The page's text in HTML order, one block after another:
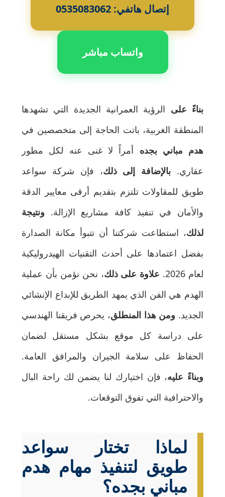
إتصال هاتفي: 0535083062
واتساب مباشر
بناءً على الرؤية العمرانية الجديدة التي تشهدها
المنطقة الغربية، باتت الحاجة إلى متخصصين في
هدم مباني بجده أمراً لا غنى عنه لكل مطور
عقاري. بالإضافة إلى ذلك، فإن شركة سواعد
طويق للمقاولات تلتزم بتقديم أرقى معايير الدقة
والأمان في تنفيذ كافة مشاريع الإزالة. ونتيجة
لذلك، استطاعت شركتنا أن تتبوأ مكانة الصدارة
بفضل اعتمادها على أحدث التقنيات الهيدروليكية
لعام 2026.
علاوة على ذلك، نحن نؤمن بأن عملية
الهدم هي الفن الذي يمهد الطريق للإبداع الإنشائي
الجديد. ومن هذا المنطلق، يحرص فريقنا الهندسي
على دراسة كل موقع بشكل مستقل لضمان
الحفاظ على سلامة الجيران والمرافق العامة.
وبناءً عليه، فإن اختيارك لنا يضمن لك راحة البال
والاحترافية التي تفوق التوقعات.
لماذا تختار سواعد
طويق لتنفيذ مهام هدم
مباني بجده؟